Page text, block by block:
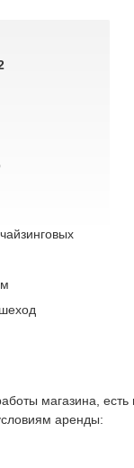
магазина,
аренды: